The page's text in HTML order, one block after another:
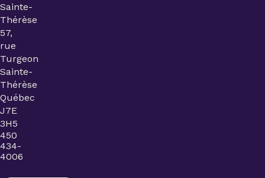
Sainte-
Thérèse
57,
rue
Turgeon
Sainte-
Thérèse
Québec
J7E
3H5
450
434-
4006